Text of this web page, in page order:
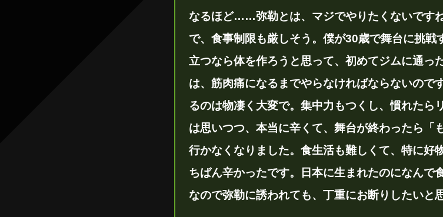
なるほど……弥勒とは、マジでやりたくないです
で、食事制限も厳しそう。僕が30歳で舞台に挑戦
立つなら体を作ろうと思って、初めてジムに通っ
は、筋肉痛になるまでやらなければならないので
るのは物凄く大変で。集中力もつくし、慣れたら
は思いつつ、本当に辛くて、舞台が終わったら「
行かなくなりました。食生活も難しくて、特に好
ちばん辛かったです。日本に生まれたのになんで
なので弥勒に誘われても、丁重にお断りしたいと